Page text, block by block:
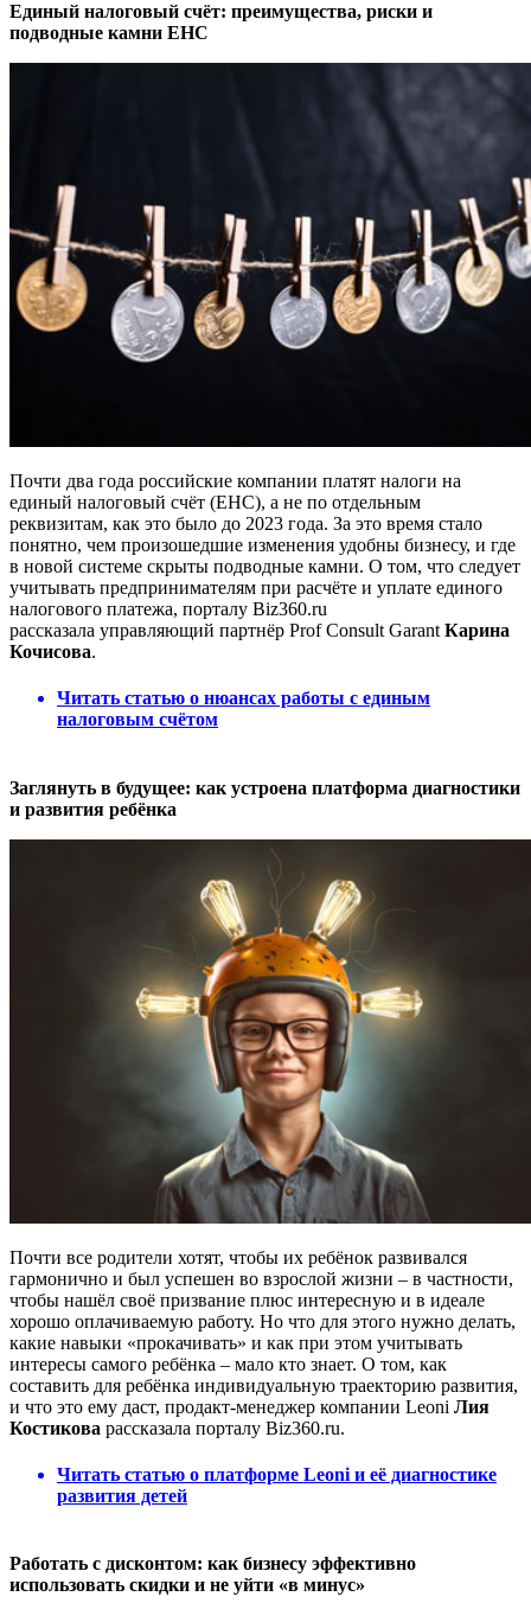
Единый налоговый счёт: преимущества, риски и
подводные камни ЕНС
Почти два года российские компании платят налоги на
единый налоговый счёт (ЕНС), а не по отдельным
реквизитам, как это было до 2023 года. За это время стало
понятно, чем произошедшие изменения удобны бизнесу, и где
в новой системе скрыты подводные камни. О том, что следует
учитывать предпринимателям при расчёте и уплате единого
налогового платежа, порталу Biz360.ru
рассказала управляющий партнёр Prof Consult Garant Карина
Кочисова.
Читать статью о нюансах работы с единым
налоговым счётом
Заглянуть в будущее: как устроена платформа диагностики
и развития ребёнка
Почти все родители хотят, чтобы их ребёнок развивался
гармонично и был успешен во взрослой жизни – в частности,
чтобы нашёл своё призвание плюс интересную и в идеале
хорошо оплачиваемую работу. Но что для этого нужно делать,
какие навыки «прокачивать» и как при этом учитывать
интересы самого ребёнка – мало кто знает. О том, как
составить для ребёнка индивидуальную траекторию развития,
и что это ему даст, продакт-менеджер компании Leoni Лия
Костикова рассказала порталу Biz360.ru.
Читать статью о платформе Leoni и её диагностике
развития детей
Работать с дисконтом: как бизнесу эффективно
использовать скидки и не уйти «в минус»